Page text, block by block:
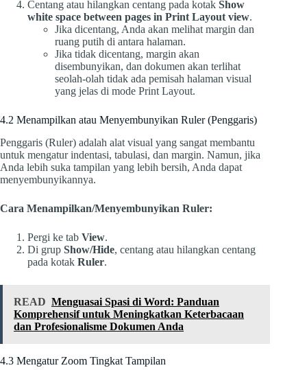
Centang atau hilangkan centang pada kotak Show
white space between pages in Print Layout view.
Jika dicentang, Anda akan melihat margin dan
ruang putih di antara halaman.
Jika tidak dicentang, margin akan
disembunyikan, dan dokumen akan terlihat
seolah-olah tidak ada pemisah halaman visual
yang jelas di mode Print Layout.
4.2 Menampilkan atau Menyembunyikan Ruler (Penggaris)
Penggaris (Ruler) adalah alat visual yang sangat membantu
untuk mengatur indentasi, tabulasi, dan margin. Namun, jika
Anda lebih suka tampilan yang lebih bersih, Anda dapat
menyembunyikannya.
Cara Menampilkan/Menyembunyikan Ruler:
Pergi ke tab View.
Di grup Show/Hide, centang atau hilangkan centang
pada kotak Ruler.
READ Menguasai Spasi di Word: Panduan
Komprehensif untuk Meningkatkan Keterbacaan
dan Profesionalisme Dokumen Anda
4.3 Mengatur Zoom Tingkat Tampilan